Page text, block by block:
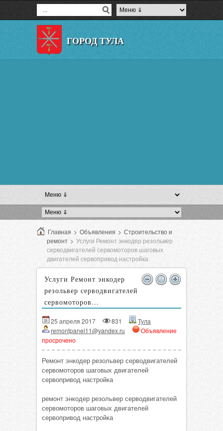
ГОРОД ТУЛА
Главная > Объявления > Строительство и
ремонт > Услуги Ремонт энкодер резольвер
серводвигателей сервомоторов шаговых
двигателей сервопривод настройка
Услуги Ремонт энкодер
резольвер серводвигателей
сервомоторов...
25 апреля 2017 831
Тула
remontpanel11@yandex.ru
Объявление
просрочено
Ремонт энкодер резольвер серводвигателей
сервомоторов шаговых двигателей
сервопривод настройка
ремонт энкодер резольвер серводвигателей
сервомоторов шаговых двигателей
сервопривод настройка